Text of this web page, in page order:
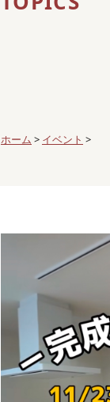
ホーム > イベント >